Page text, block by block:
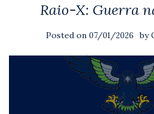
Raio-X: Guerra
Posted on 07/01/2026 by